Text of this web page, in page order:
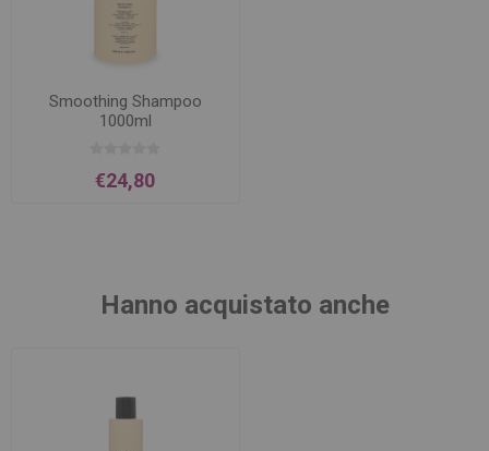
Smoothing Shampoo
1000ml
€24,80
Hanno acquistato anche